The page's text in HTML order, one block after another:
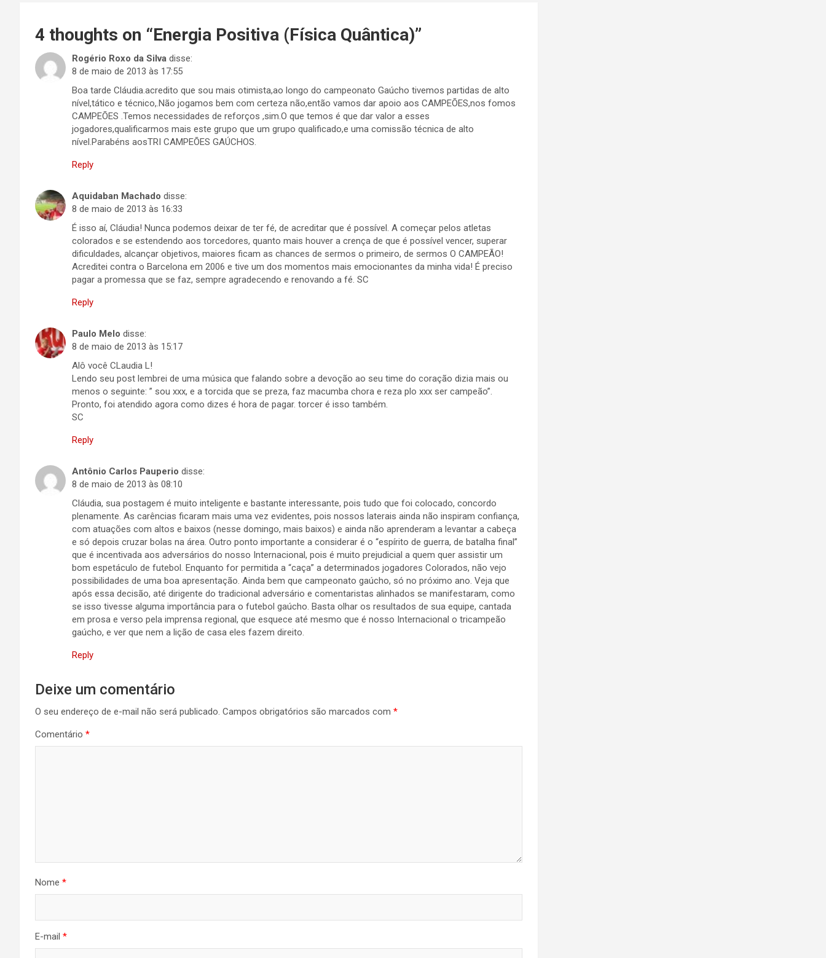
4 thoughts on “Energia Positiva (Física Quântica)”
Rogério Roxo da Silva disse:
8 de maio de 2013 às 17:55
Boa tarde Cláudia.acredito que sou mais otimista,ao longo do campeonato Gaúcho tivemos partidas de alto
nível,tático e técnico,.Não jogamos bem com certeza não,então vamos dar apoio aos CAMPEÕES,nos fomos
CAMPEÕES .Temos necessidades de reforços ,sim.O que temos é que dar valor a esses
jogadores,qualificarmos mais este grupo que um grupo qualificado,e uma comissão técnica de alto
nível.Parabéns aosTRI CAMPEÕES GAÚCHOS.
Reply
Aquidaban Machado disse:
8 de maio de 2013 às 16:33
É isso aí, Cláudia! Nunca podemos deixar de ter fé, de acreditar que é possível. A começar pelos atletas
colorados e se estendendo aos torcedores, quanto mais houver a crença de que é possível vencer, superar
dificuldades, alcançar objetivos, maiores ficam as chances de sermos o primeiro, de sermos O CAMPEÃO!
Acreditei contra o Barcelona em 2006 e tive um dos momentos mais emocionantes da minha vida! É preciso
pagar a promessa que se faz, sempre agradecendo e renovando a fé. SC
Reply
Paulo Melo disse:
8 de maio de 2013 às 15:17
Alô você CLaudia L!
Lendo seu post lembrei de uma música que falando sobre a devoção ao seu time do coração dizia mais ou
menos o seguinte: ” sou xxx, e a torcida que se preza, faz macumba chora e reza plo xxx ser campeão”.
Pronto, foi atendido agora como dizes é hora de pagar. torcer é isso também.
SC
Reply
Antônio Carlos Pauperio disse:
8 de maio de 2013 às 08:10
Cláudia, sua postagem é muito inteligente e bastante interessante, pois tudo que foi colocado, concordo
plenamente. As carências ficaram mais uma vez evidentes, pois nossos laterais ainda não inspiram confiança,
com atuações com altos e baixos (nesse domingo, mais baixos) e ainda não aprenderam a levantar a cabeça
e só depois cruzar bolas na área. Outro ponto importante a considerar é o “espírito de guerra, de batalha final”
que é incentivada aos adversários do nosso Internacional, pois é muito prejudicial a quem quer assistir um
bom espetáculo de futebol. Enquanto for permitida a “caça” a determinados jogadores Colorados, não vejo
possibilidades de uma boa apresentação. Ainda bem que campeonato gaúcho, só no próximo ano. Veja que
após essa decisão, até dirigente do tradicional adversário e comentaristas alinhados se manifestaram, como
se isso tivesse alguma importância para o futebol gaúcho. Basta olhar os resultados de sua equipe, cantada
em prosa e verso pela imprensa regional, que esquece até mesmo que é nosso Internacional o tricampeão
gaúcho, e ver que nem a lição de casa eles fazem direito.
Reply
Deixe um comentário
O seu endereço de e-mail não será publicado. Campos obrigatórios são marcados com *
Comentário *
Nome *
E-mail *